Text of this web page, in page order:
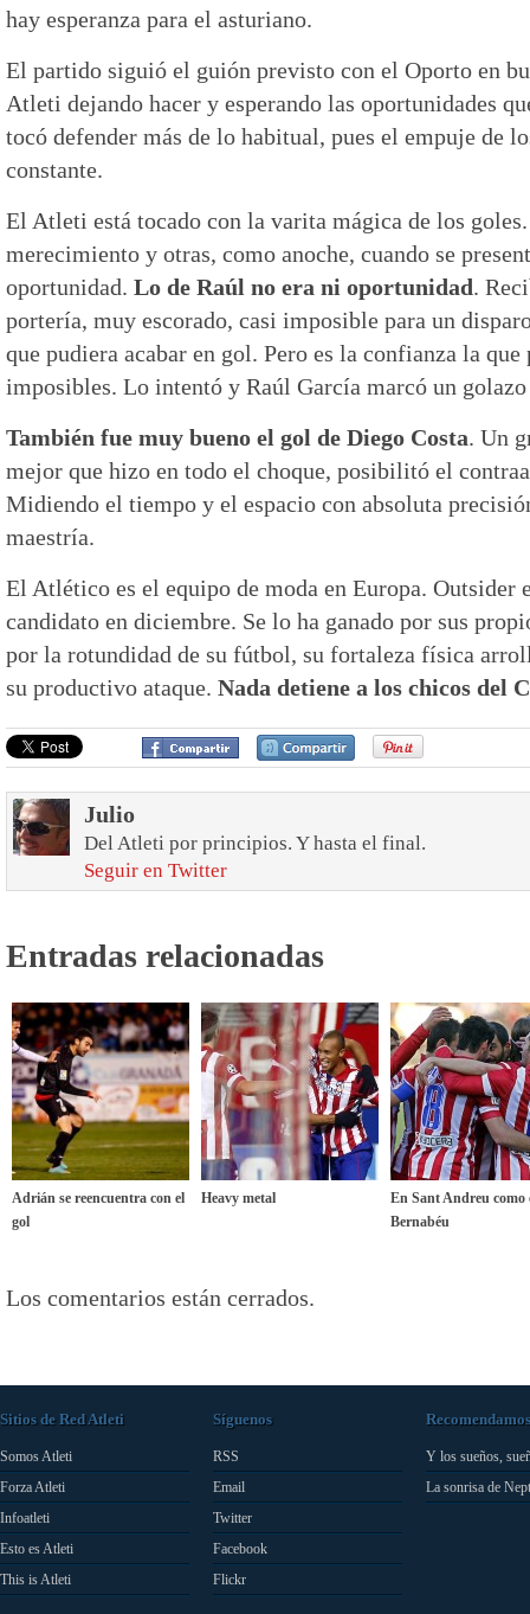
hay esperanza para el asturiano.
El partido siguió el guión previsto con el Oporto en
Atleti dejando hacer y esperando las oportunidades
tocó defender más de lo habitual, pues el empuje de
constante.
El Atleti está tocado con la varita mágica de los
merecimiento y otras, como anoche, cuando se
oportunidad. Lo de Raúl no era ni oportunidad.
portería, muy escorado, casi imposible para un
que pudiera acabar en gol. Pero es la confianza la
imposibles. Lo intentó y Raúl García marcó un
También fue muy bueno el gol de Diego Costa. Un
mejor que hizo en todo el choque, posibilitó el
Midiendo el tiempo y el espacio con absoluta
maestría.
El Atlético es el equipo de moda en Europa. Outsider
candidato en diciembre. Se lo ha ganado por sus
por la rotundidad de su fútbol, su fortaleza física
su productivo ataque. Nada detiene a los chicos del
Julio
Del Atleti por principios. Y hasta el final.
Seguir en Twitter
Entradas relacionadas
Adrián se reencuentra con el
gol
Heavy metal
En Sant Andreu como
Bernabéu
Los comentarios están cerrados.
Sitios de Red Atleti
Somos Atleti
Forza Atleti
Infoatleti
Esto es Atleti
This is Atleti
Síguenos
RSS
Email
Twitter
Facebook
Flickr
Recomendamos
Y los sueños,
La sonrisa de